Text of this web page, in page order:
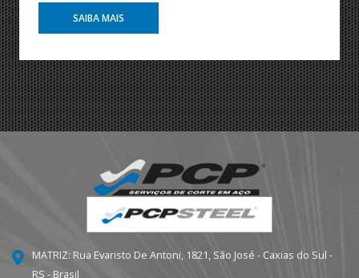
SAIBA MAIS
MATRIZ: Rua Evaristo De Antoni, 1821, São José - Caxias do Sul -
RS - Brasil